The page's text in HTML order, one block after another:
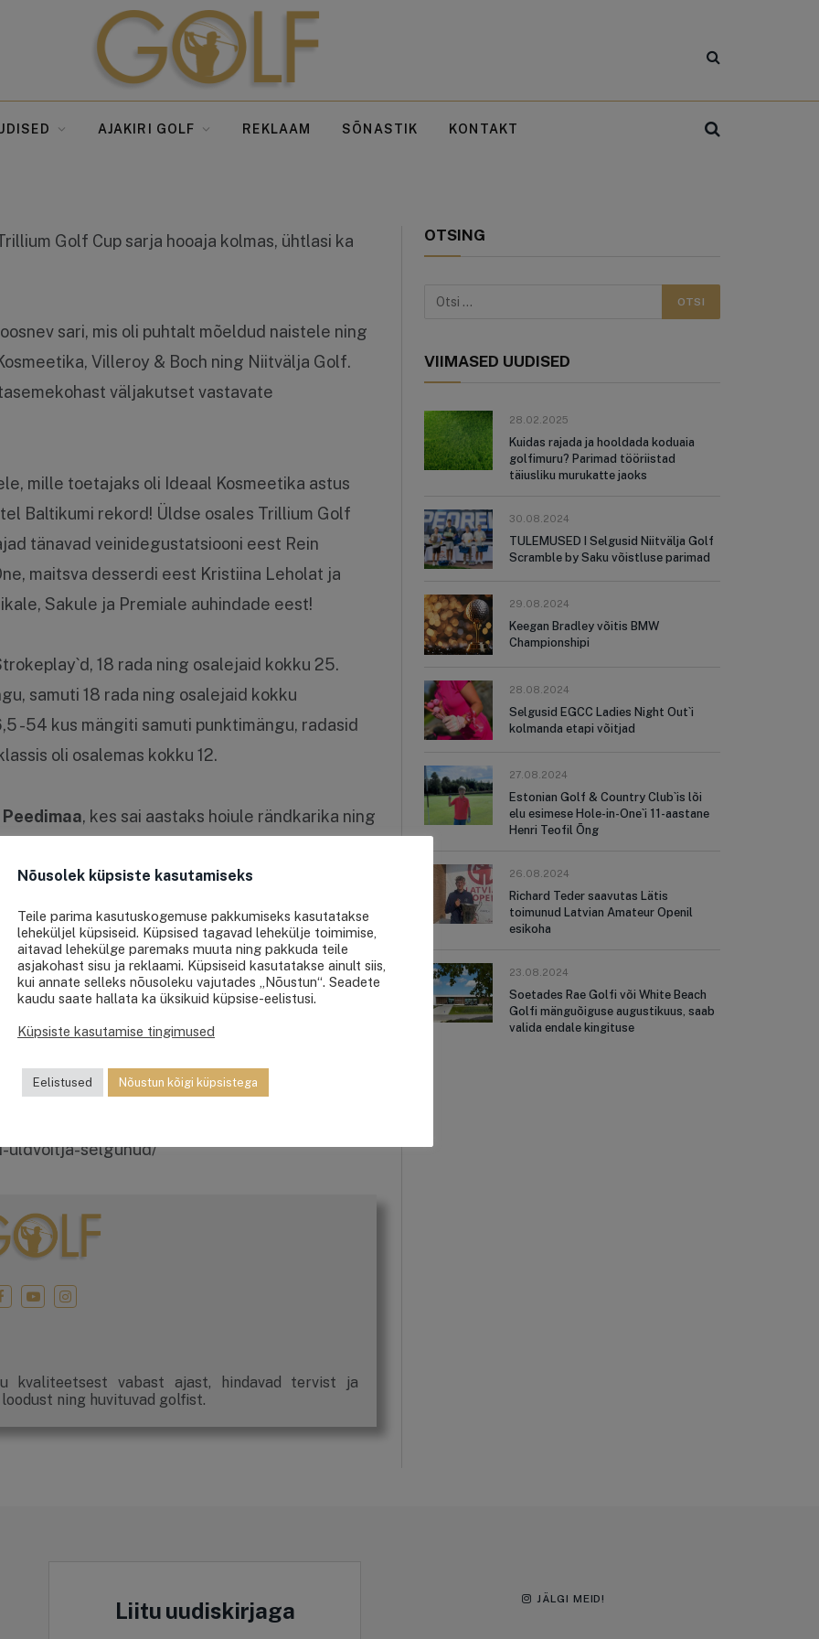
AJAKIRI GOLF REKLAAM SÕNASTIK KONTAKT
by Ideaal Kosmeetika ja turniiri üldvõitja
selgunud
Golf Cup sarja hooaja kolmas, ühtlasi ka
sari, mis oli puhtalt mõeldud naistele ning
Villeroy & Boch ning Niitvälja Golf.
väljakutset vastavate
mille toetajaks oli Ideaal Kosmeetika astus
Baltikumi rekord! Üldse osales Trillium Golf
tänavad veinidegustatsiooni eest Rein
maitsva desserdi eest Kristiina Leholat ja
Sakule ja Premiale auhindade eest!
18 rada ning osalejaid kokku 25.
samuti 18 rada ning osalejaid kokku
-54 kus mängiti samuti punktimängu, radasid
oli osalemas kokku 12.
, kes sai aastaks hoiule rändkarika ning
mänguõiguse.
ellukutsujaid Katrin Tiitus (Golf Life Shop),
(Ideaal Kosmeetika). Nende panus ja
rõõmu pakkuv!
Villeroy & Boch, Ideaal Kosmeetika, Saku,
Lehola. Aitäh headele toetajatele!
www.niitvaljagolf.ee/%E2%80%A8trilliumi-
uldvoitja-selgunud/
kvaliteetsest vabast ajast, hindavad tervist ja
ning huvituvad golfist.
OTSING
VIIMASED UUDISED
28.02.2025
Kuidas rajada ja hooldada koduaia
golfimuru? Parimad tööriistad
täiusliku murukatte jaoks
30.08.2024
TULEMUSED I Selgusid Niitvälja Golf
Scramble by Saku võistluse parimad
29.08.2024
Keegan Bradley võitis BMW
Championshipi
28.08.2024
Selgusid EGCC Ladies Night Out`i
kolmanda etapi võitjad
27.08.2024
Estonian Golf & Country Club`is lõi
elu esimese Hole-in-One`i 11-aastane
Henri Teofil Õng
26.08.2024
Richard Teder saavutas Lätis
toimunud Latvian Amateur Openil
esikoha
23.08.2024
Soetades Rae Golfi või White Beach
Golfi mänguõiguse augustikuus, saab
valida endale kingituse
Liitu uudiskirjaga JÄLGI MEID!
Nõusolek küpsiste kasutamiseks
Teile parima kasutuskogemuse pakkumiseks kasutatakse
leheküljel küpsiseid. Küpsised tagavad lehekülje toimimise,
aitavad lehekülge paremaks muuta ning pakkuda teile
asjakohast sisu ja reklaami. Küpsiseid kasutatakse ainult siis,
kui annate selleks nõusoleku vajutades „Nõustun“. Seadete
kaudu saate hallata ka üksikuid küpsise-eelistusi.
Küpsiste kasutamise tingimused
Eelistused Nõustun kõigi küpsistega